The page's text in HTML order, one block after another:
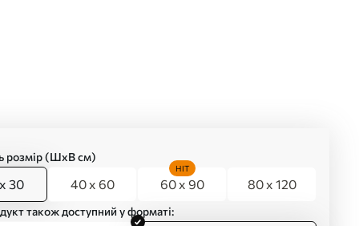
розмір (ШхВ см)
30 40 x 60 60 x 90
HIT
80 x 120
також доступний у форматі: